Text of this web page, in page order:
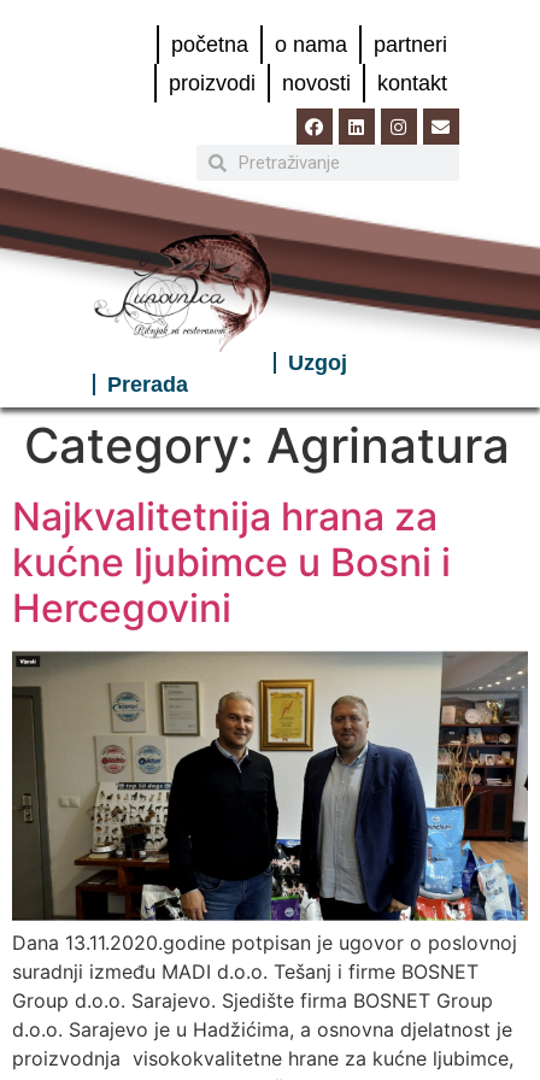
početna o nama
partneri
proizvodi
novosti kontakt
Uzgoj
Prerada
Category: Agrinatura
Najkvalitetnija hrana za
kućne ljubimce u Bosni i
Hercegovini
Dana 13.11.2020.godine potpisan je ugovor o poslovnoj
suradnji između MADI d.o.o. Tešanj i firme BOSNET
Group d.o.o. Sarajevo. Sjedište firma BOSNET Group
d.o.o. Sarajevo je u Hadžićima, a osnovna djelatnost je
proizvodnja visokokvalitetne hrane za kućne ljubimce,